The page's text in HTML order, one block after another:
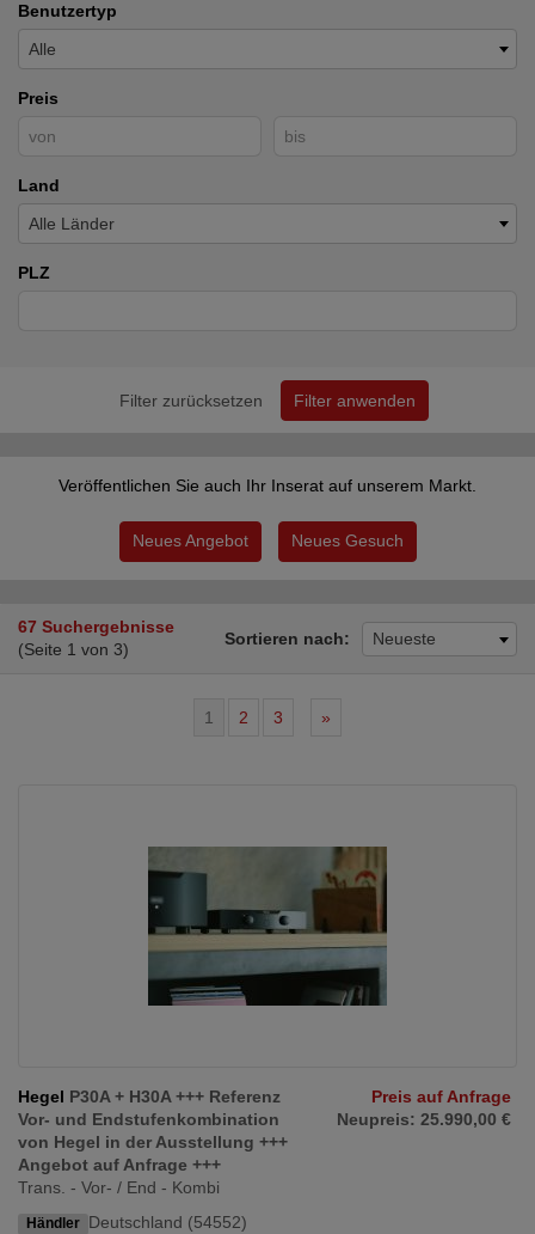
Benutzertyp
Alle
Preis
Land
Alle Länder
PLZ
Filter zurücksetzen Filter anwenden
Veröffentlichen Sie auch Ihr Inserat auf unserem Markt.
Neues Angebot Neues Gesuch
67 Suchergebnisse
(Seite 1 von 3)
Sortieren nach: Neueste
1 2 3 »
Hegel P30A + H30A +++ Referenz
Vor- und Endstufenkombination
von Hegel in der Ausstellung +++
Angebot auf Anfrage +++
Trans. - Vor- / End - Kombi
Händler Deutschland (54552)
Preis auf Anfrage
Neupreis: 25.990,00 €